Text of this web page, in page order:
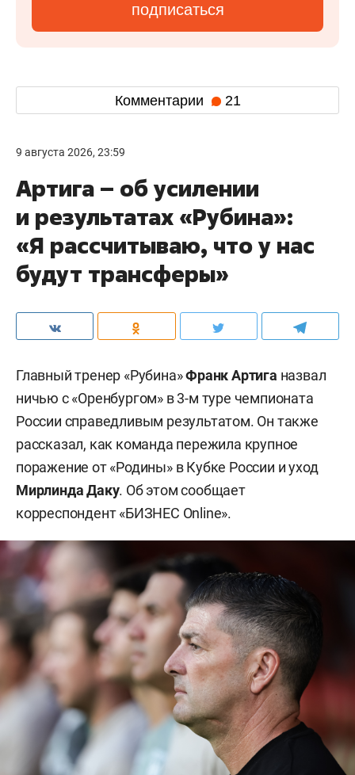
подписаться
Комментарии 21
9 августа 2026, 23:59
Артига – об усилении
и результатах «Рубина»:
«Я рассчитываю, что у нас
будут трансферы»
Главный тренер «Рубина»Франк Артига назвал
ничью с «Оренбургом» в 3-м туре чемпионата
России справедливым результатом. Он также
рассказал, как команда пережила крупное
поражение от «Родины» в Кубке России и уход
Мирлинда Даку. Об этом сообщает
корреспондент «БИЗНЕС Online».